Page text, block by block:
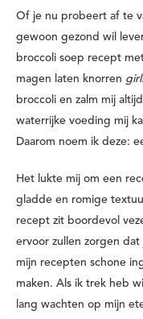
Of je nu probeert af te
gewoon gezond wil
broccoli soep recept
magen laten knorren
broccoli en zalm mij
waterrijke voeding mij
Daarom noem ik deze:
Het lukte mij om een
gladde en romige
recept zit boordevol
ervoor zullen zorgen
mijn recepten schone
maken. Als ik trek heb
lang wachten op mijn